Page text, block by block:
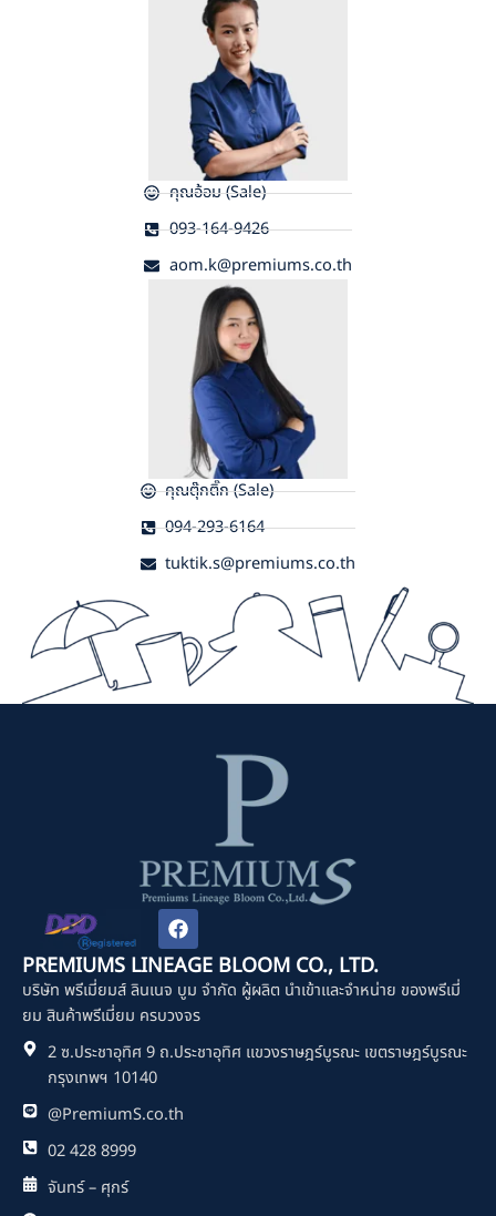
คุณอ้อม (Sale)
093-164-9426
aom.k@premiums.co.th
คุณตุ๊กติ๊ก (Sale)
094-293-6164
tuktik.s@premiums.co.th
F
a
c
e
b
o
k
PREMIUMS LINEAGE BLOOM CO., LTD.
บริษัท พรีเมี่ยมส์ ลินเนจ บูม จำกัด ผู้ผลิต นำเข้าและจำหน่าย ของพรีเมี่
ยม สินค้าพรีเมี่ยม ครบวงจร
2 ซ.ประชาอุทิศ 9 ถ.ประชาอุทิศ แขวงราษฎร์บูรณะ เขตราษฎร์บูรณะ
กรุงเทพฯ 10140
@PremiumS.co.th
02 428 8999
จันทร์ – ศุกร์